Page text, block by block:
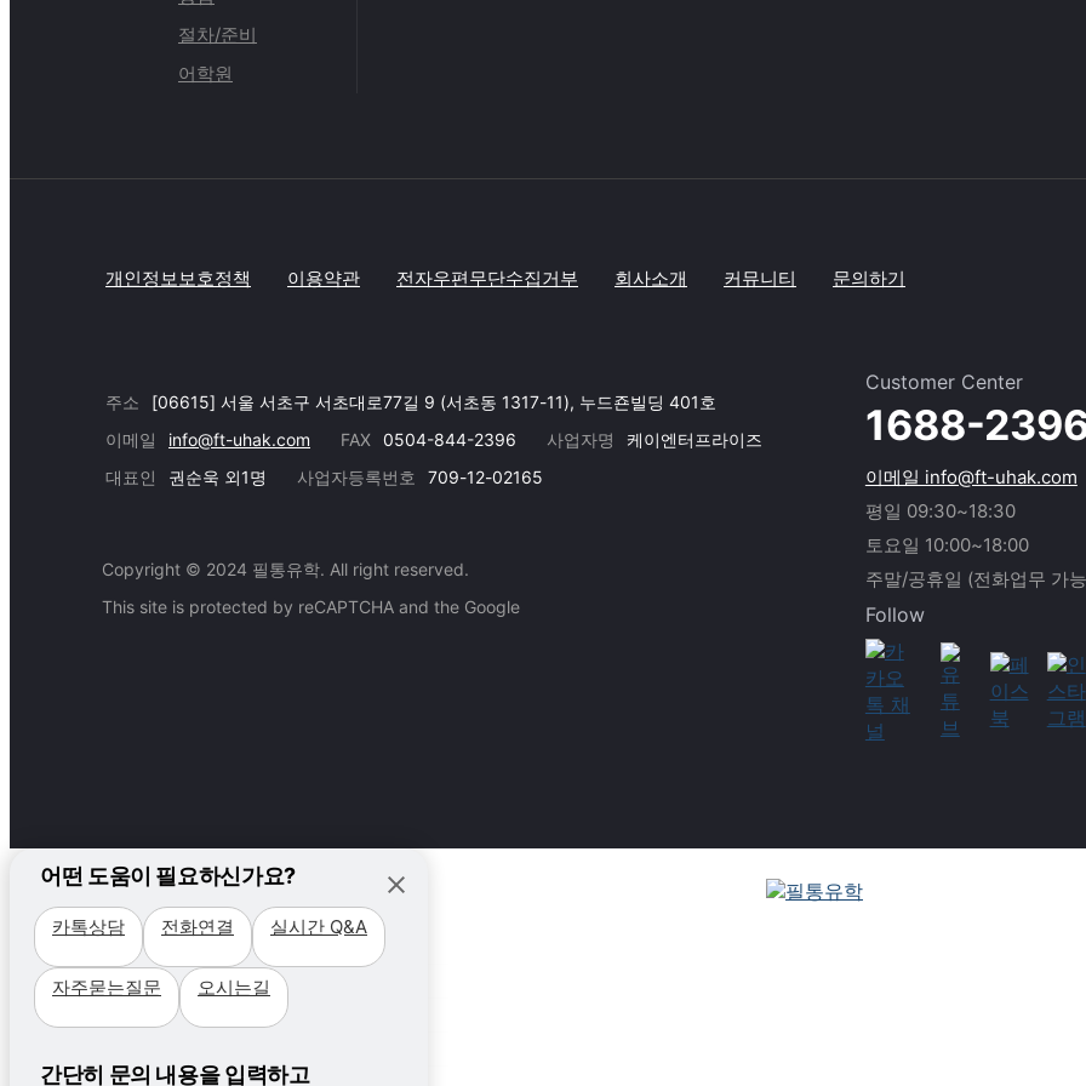
절차/준비
어학원
개인정보보호정책 이용약관 전자우편무단수집거부 회사소개 커뮤니티 문의하기
주소
[06615] 서울 서초구 서초대로77길 9 (서초동 1317-11), 누드죤빌딩 401호
이메일
info@ft-uhak.com FAX 0504-844-2396 사업자명
케이엔터프라이즈
대표인
권순욱 외1명 사업자등록번호 709-12-02165
Copyright © 2024 필통유학. All right reserved.
This site is protected by reCAPTCHA and the Google
Customer Center
1688-
이메일 info@ft-uhak.com
평일 09:30~18:30
토요일 10:00~18:00
주말/공휴일 (전화업무 가
Follow
어떤 도움이 필요하신가요?
카톡상담 전화연결 실시간 Q&A
자주묻는질문 오시는길
간단히 문의 내용을 입력하고
필리핀
세부
비용
지역
프로그램